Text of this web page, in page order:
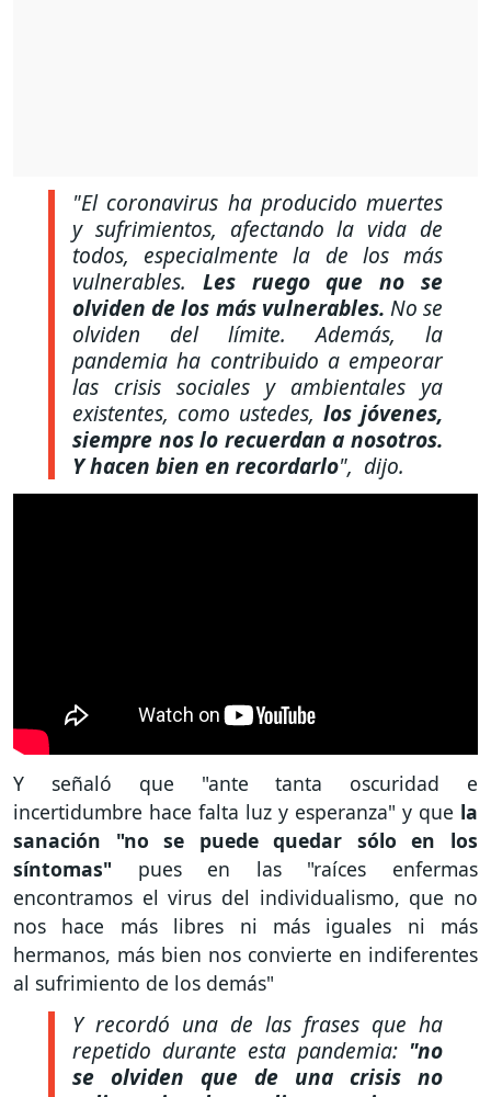
"El coronavirus ha producido muertes
y sufrimientos, afectando la vida de
todos, especialmente la de los más
vulnerables. Les ruego que no se
olviden de los más vulnerables. No se
olviden del límite. Además, la
pandemia ha contribuido a empeorar
las crisis sociales y ambientales ya
existentes, como ustedes, los jóvenes,
siempre nos lo recuerdan a nosotros.
Y hacen bien en recordarlo", dijo.
Y señaló que "ante tanta oscuridad e
incertidumbre hace falta luz y esperanza" y que la
sanación "no se puede quedar sólo en los
síntomas" pues en las "raíces enfermas
encontramos el virus del individualismo, que no
nos hace más libres ni más iguales ni más
hermanos, más bien nos convierte en indiferentes
al sufrimiento de los demás"
Y recordó una de las frases que ha
repetido durante esta pandemia: "no
se olviden que de una crisis no